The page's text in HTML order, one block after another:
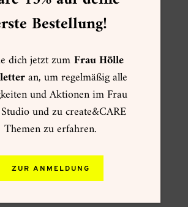
Bestellung!
dich jetzt zumFrau Hölle
an, um regelmäßig alle
und Aktionen im Frau
und zu create&CARE
Themen zu erfahren.
ZUR ANMELDUNG